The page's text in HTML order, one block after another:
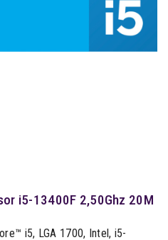
i5-13400F 2,50Ghz 20M
i5, LGA 1700, Intel, i5-